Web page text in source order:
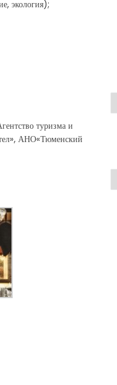
экология);
туризма и
АНО«Тюменский